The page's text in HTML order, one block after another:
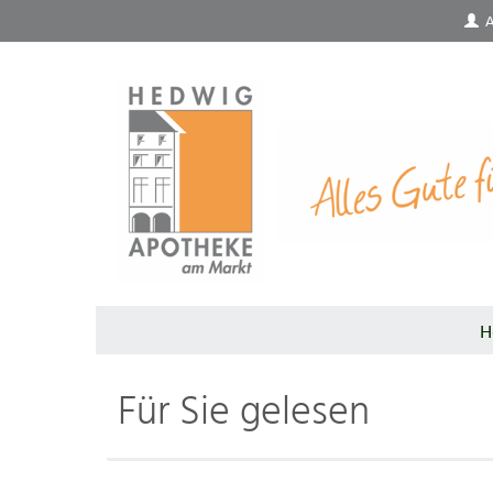
Für Sie gelesen